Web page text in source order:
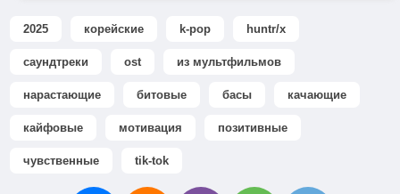
2025 корейские k-pop huntr/x
саундтреки ost из мультфильмов
нарастающие битовые басы качающие
кайфовые мотивация позитивные
чувственные tik-tok